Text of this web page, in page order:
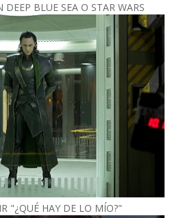
BLUE SEA O STAR WARS
"¿QUÉ HAY DE LO MÍO?"